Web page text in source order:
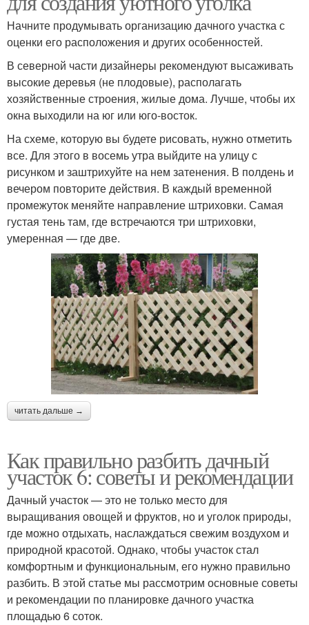
Начните продумывать организацию дачного участка с
оценки его расположения и других особенностей.
В северной части дизайнеры рекомендуют высаживать
высокие деревья (не плодовые), располагать
хозяйственные строения, жилые дома. Лучше, чтобы их
окна выходили на юг или юго-восток.
На схеме, которую вы будете рисовать, нужно отметить
все. Для этого в восемь утра выйдите на улицу с
рисунком и заштрихуйте на нем затенения. В полдень и
вечером повторите действия. В каждый временной
промежуток меняйте направление штриховки. Самая
густая тень там, где встречаются три штриховки,
умеренная — где две.
читать дальше →
Как правильно разбить дачный
участок 6: советы и рекомендации
Дачный участок — это не только место для
выращивания овощей и фруктов, но и уголок природы,
где можно отдыхать, наслаждаться свежим воздухом и
природной красотой. Однако, чтобы участок стал
комфортным и функциональным, его нужно правильно
разбить. В этой статье мы рассмотрим основные советы
и рекомендации по планировке дачного участка
площадью 6 соток.